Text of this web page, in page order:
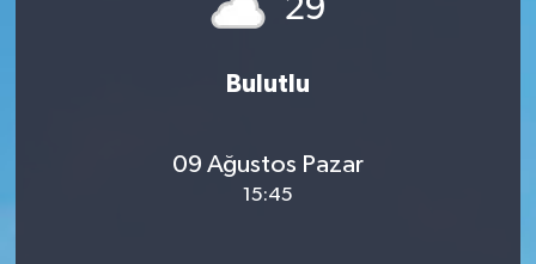
29
Bulutlu
09 Ağustos Pazar
15:45